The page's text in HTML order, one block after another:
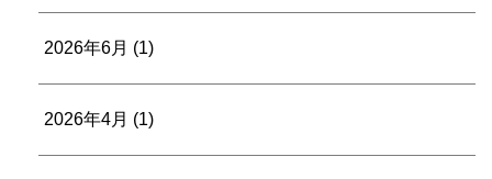
2026年6月 (1)
2026年4月 (1)